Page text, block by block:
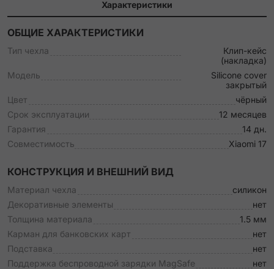
Характеристики
ОБЩИЕ ХАРАКТЕРИСТИКИ
Тип чехла
Клип-кейс
(накладка)
Модель
Silicone cover
закрытый
Цвет
чёрный
Срок эксплуатации
12 месяцев
Гарантия
14 дн.
Совместимость
Xiaomi 17
КОНСТРУКЦИЯ И ВНЕШНИЙ ВИД
Материал чехла
силикон
Декоративные элементы
нет
Толщина материала
1.5 мм
Карман для банковских карт
нет
Подставка
нет
Поддержка беспроводной зарядки MagSafe
нет